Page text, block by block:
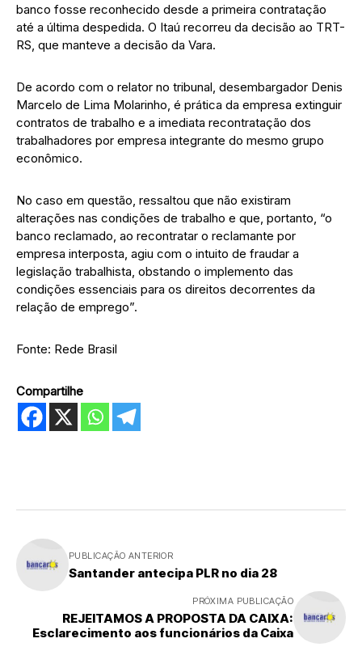
banco fosse reconhecido desde a primeira contratação
até a última despedida. O Itaú recorreu da decisão ao TRT-
RS, que manteve a decisão da Vara.
De acordo com o relator no tribunal, desembargador Denis
Marcelo de Lima Molarinho, é prática da empresa extinguir
contratos de trabalho e a imediata recontratação dos
trabalhadores por empresa integrante do mesmo grupo
econômico.
No caso em questão, ressaltou que não existiram
alterações nas condições de trabalho e que, portanto, “o
banco reclamado, ao recontratar o reclamante por
empresa interposta, agiu com o intuito de fraudar a
legislação trabalhista, obstando o implemento das
condições essenciais para os direitos decorrentes da
relação de emprego”.
Fonte: Rede Brasil
Compartilhe
PUBLICAÇÃO ANTERIOR
Santander antecipa PLR no dia 28
PRÓXIMA PUBLICAÇÃO
REJEITAMOS A PROPOSTA DA CAIXA:
Esclarecimento aos funcionários da Caixa